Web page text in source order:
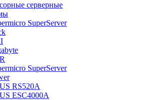
серверные
SuperServer
SuperServer
RS520A
ESC4000A